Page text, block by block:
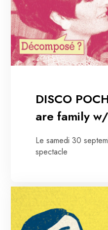
DISCO
are family
Le samedi 30
spectacle